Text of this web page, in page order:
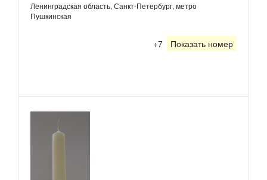
Ленинградская область, Санкт-Петербург, метро
Пушкинская
+7 Показать номер